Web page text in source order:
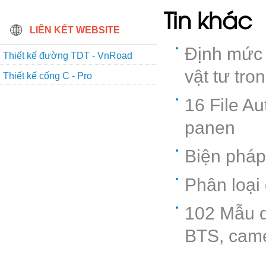
LIÊN KẾT WEBSITE
Thiết kế đường TDT - VnRoad
Thiết kế cống C - Pro
Tin khác
Định mức
vật tư
16 File
panen
Biện
Phân
102 Mẫu
BTS,